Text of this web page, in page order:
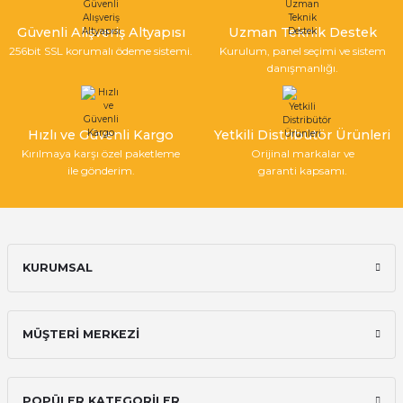
Güvenli Alışveriş Altyapısı
256bit SSL korumalı ödeme sistemi.
Uzman Teknik Destek
Kurulum, panel seçimi ve sistem
danışmanlığı.
Hızlı ve Güvenli Kargo
Kırılmaya karşı özel paketleme
ile gönderim.
Yetkili Distribütör Ürünleri
Orijinal markalar ve
garanti kapsamı.
KURUMSAL
MÜŞTERİ MERKEZİ
POPÜLER KATEGORİLER